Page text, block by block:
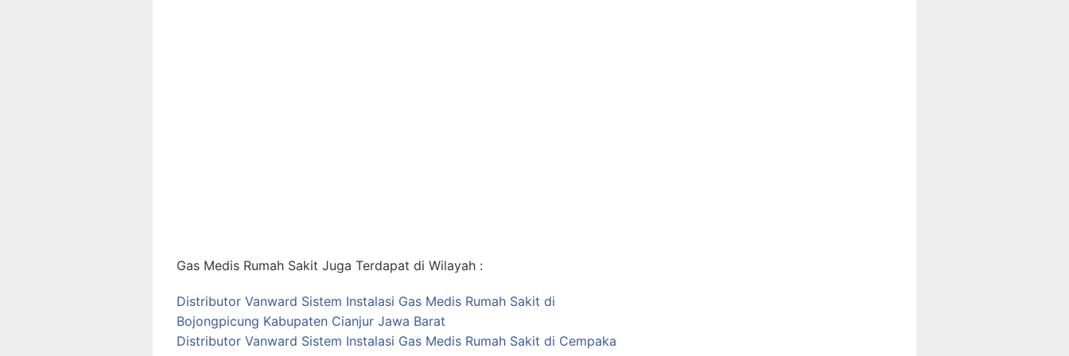
Gas Medis Rumah Sakit Juga Terdapat di Wilayah :
Distributor Vanward Sistem Instalasi Gas Medis Rumah Sakit di
Bojongpicung Kabupaten Cianjur Jawa Barat
Distributor Vanward Sistem Instalasi Gas Medis Rumah Sakit di Cempaka